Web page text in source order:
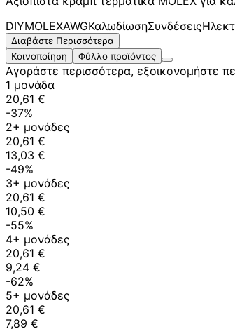
DIYMOLEXAWGΚαλωδίωσηΣυνδέσεις
Διαβάστε Περισσότερα
Κοινοποίηση
Φύλλο προϊόντος
Αγοράστε περισσότερα, εξοικονομήστε
1 μονάδα
20,61 €
-37%
2+ μονάδες
20,61 €
13,03 €
-49%
3+ μονάδες
20,61 €
10,50 €
-55%
4+ μονάδες
20,61 €
9,24 €
-62%
5+ μονάδες
20,61 €
7,89 €